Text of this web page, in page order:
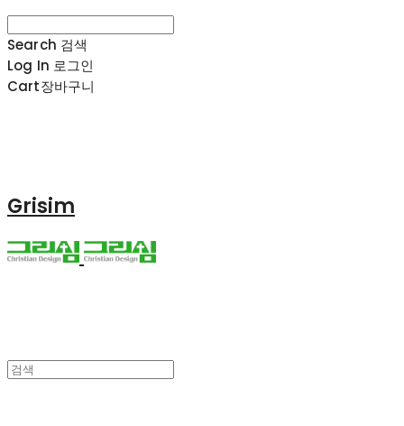
Search 검색
Log In 로그인
Cart장바구니
Grisim